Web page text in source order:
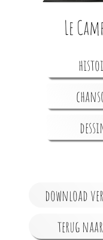
Le
download
terug